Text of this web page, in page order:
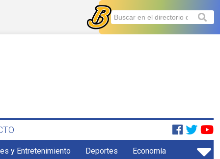
y Entretenimiento Deportes Economía